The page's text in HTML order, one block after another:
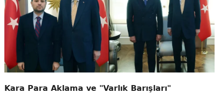
Kara Para Aklama ve "Varlık Barışları"